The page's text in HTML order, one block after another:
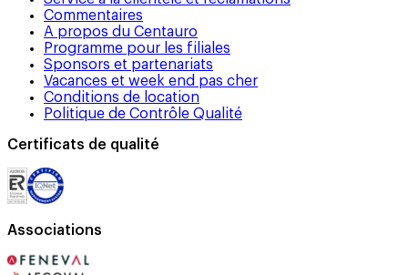
Commentaires
A propos du Centauro
Programme pour les filiales
Sponsors et partenariats
Vacances et week end pas cher
Conditions de location
Politique de Contrôle Qualité
Certificats de qualité
Associations